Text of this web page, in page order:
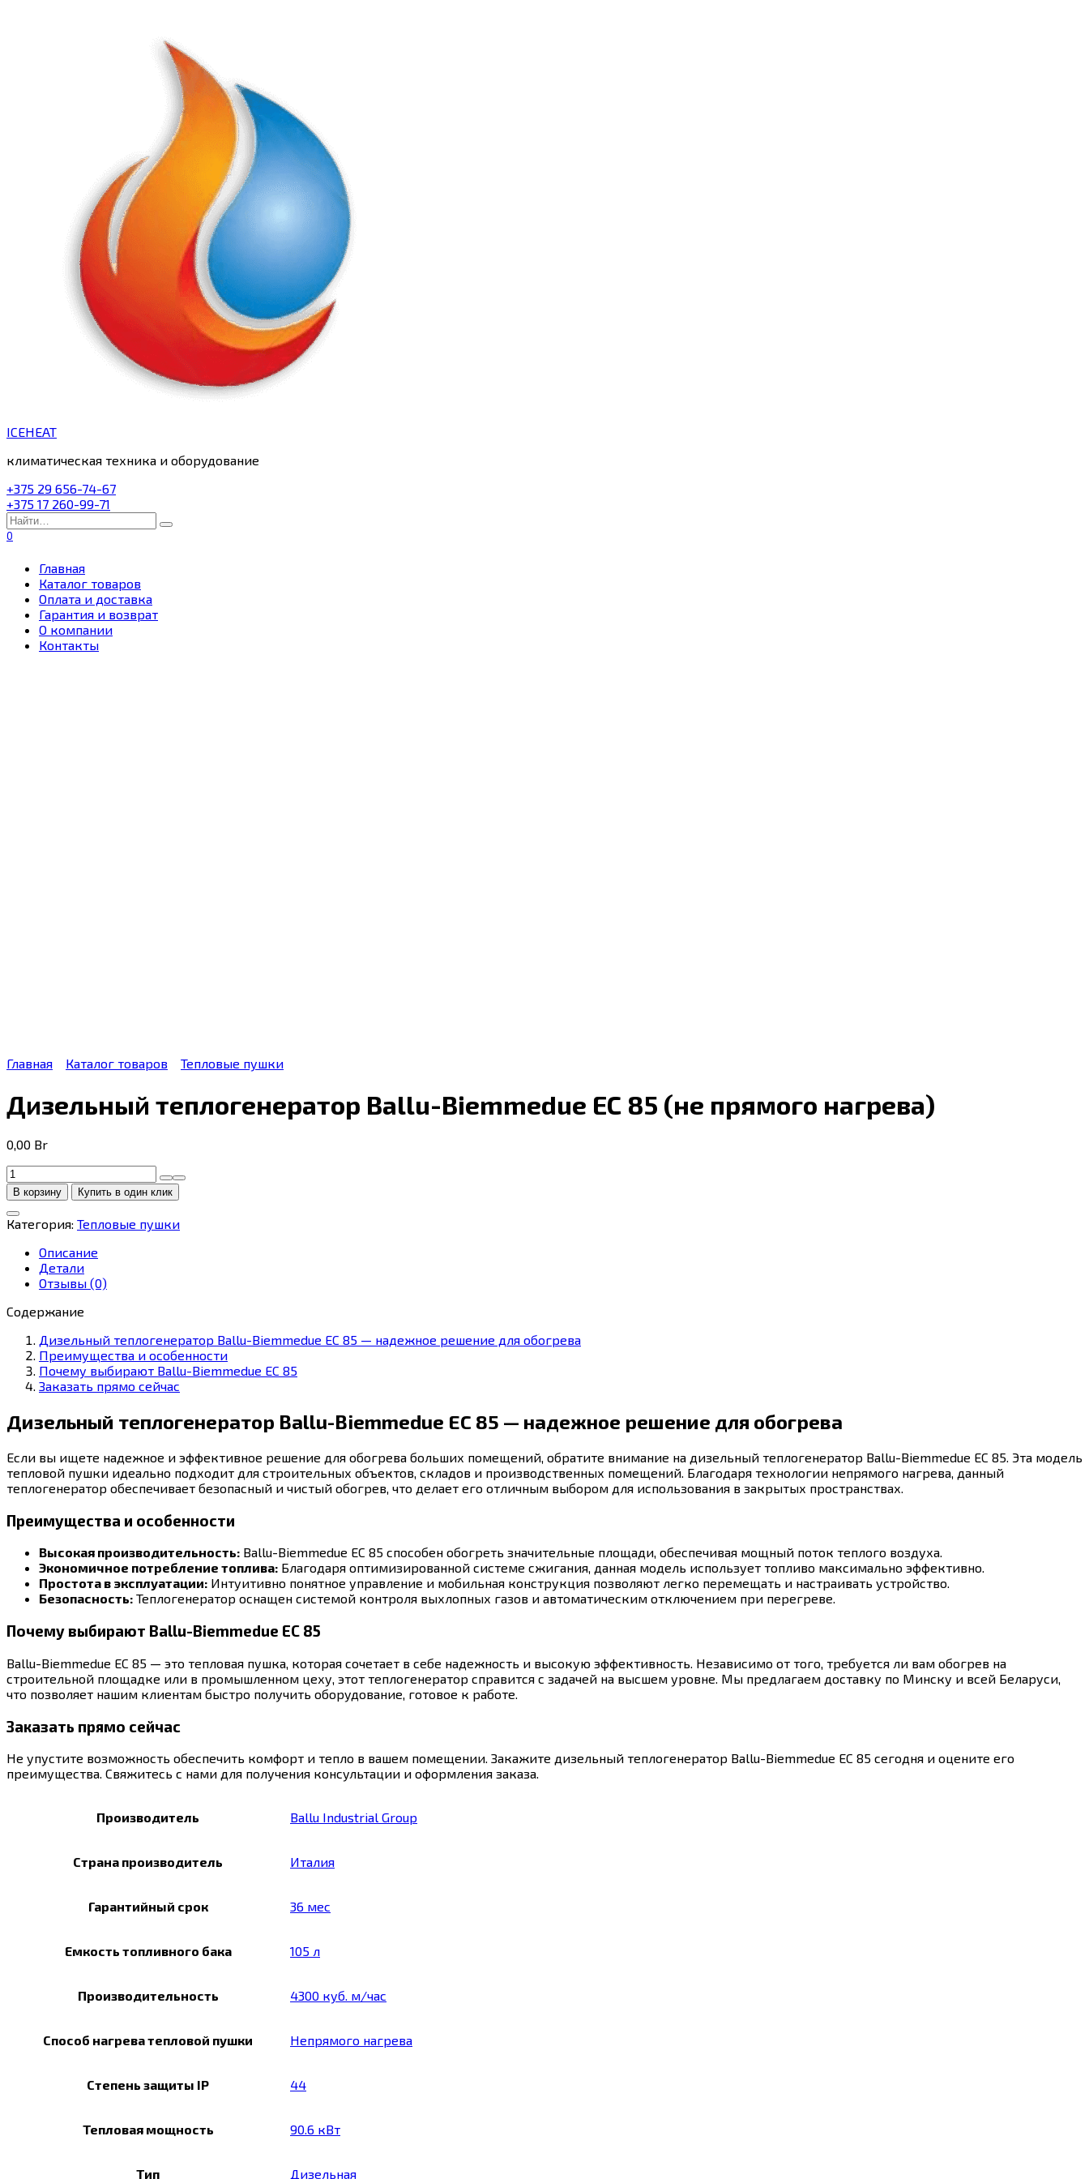
ICEHEAT
климатическая техника и оборудование
+375 29 656-74-67
+375 17 260-99-71
Search
for:
0
Главная
Каталог товаров
Оплата и доставка
Гарантия и возврат
О компании
Контакты
Главная Каталог товаров Тепловые пушки
Дизельный теплогенератор Ballu-Biemmedue EC 85 (не прямого нагрева)
0,00 Br
Количество
товара
Дизельный
теплогенератор
Ballu-
Biemmedue
прямого
В корзину Купить в один клик
Категория: Тепловые пушки
Описание
Детали
Отзывы (0)
Содержание
Дизельный теплогенератор Ballu-Biemmedue EC 85 — надежное решение для обогрева
Преимущества и особенности
Почему выбирают Ballu-Biemmedue EC 85
Заказать прямо сейчас
Дизельный теплогенератор Ballu-Biemmedue EC 85 — надежное решение для обогрева
Если вы ищете надежное и эффективное решение для обогрева больших помещений, обратите внимание на дизельный теплогенератор Ballu-Biemmedue EC 85. Эта модель
тепловой пушки идеально подходит для строительных объектов, складов и производственных помещений. Благодаря технологии непрямого нагрева, данный
теплогенератор обеспечивает безопасный и чистый обогрев, что делает его отличным выбором для использования в закрытых пространствах.
Преимущества и особенности
Высокая производительность: Ballu-Biemmedue EC 85 способен обогреть значительные площади, обеспечивая мощный поток теплого воздуха.
Экономичное потребление топлива: Благодаря оптимизированной системе сжигания, данная модель использует топливо максимально эффективно.
Простота в эксплуатации: Интуитивно понятное управление и мобильная конструкция позволяют легко перемещать и настраивать устройство.
Безопасность: Теплогенератор оснащен системой контроля выхлопных газов и автоматическим отключением при перегреве.
Почему выбирают Ballu-Biemmedue EC 85
Ballu-Biemmedue EC 85 — это тепловая пушка, которая сочетает в себе надежность и высокую эффективность. Независимо от того, требуется ли вам обогрев на
строительной площадке или в промышленном цеху, этот теплогенератор справится с задачей на высшем уровне. Мы предлагаем доставку по Минску и всей Беларуси,
что позволяет нашим клиентам быстро получить оборудование, готовое к работе.
Заказать прямо сейчас
Не упустите возможность обеспечить комфорт и тепло в вашем помещении. Закажите дизельный теплогенератор Ballu-Biemmedue EC 85 сегодня и оцените его
преимущества. Свяжитесь с нами для получения консультации и оформления заказа.
Производитель Ballu Industrial Group
Страна производитель Италия
Гарантийный срок 36 мес
Емкость топливного бака 105 л
Производительность 4300 куб. м/час
Способ нагрева тепловой пушки Непрямого нагрева
Степень защиты IP 44
Тепловая мощность 90.6 кВт
Тип Дизельная